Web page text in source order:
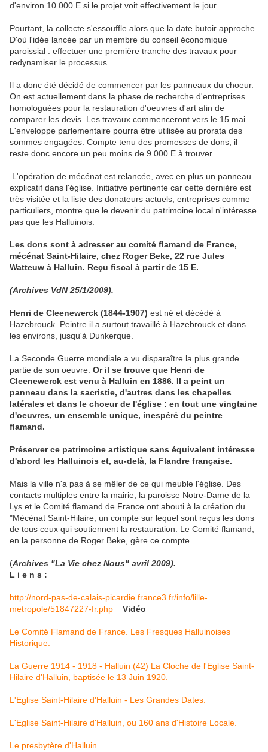
d'environ 10 000 E si le projet voit effectivement le jour.
Pourtant, la collecte s'essouffle alors que la date butoir approche.
D'où l'idée lancée par un membre du conseil économique
paroissial : effectuer une première tranche des travaux pour
redynamiser le processus.
Il a donc été décidé de commencer par les panneaux du choeur.
On est actuellement dans la phase de recherche d'entreprises
homologuées pour la restauration d'oeuvres d'art afin de
comparer les devis. Les travaux commenceront vers le 15 mai.
L'enveloppe parlementaire pourra être utilisée au prorata des
sommes engagées. Compte tenu des promesses de dons, il
reste donc encore un peu moins de 9 000 E à trouver.
L'opération de mécénat est relancée, avec en plus un panneau
explicatif dans l'église. Initiative pertinente car cette dernière est
très visitée et la liste des donateurs actuels, entreprises comme
particuliers, montre que le devenir du patrimoine local n'intéresse
pas que les Halluinois.
Les dons sont à adresser au comité flamand de France,
mécénat Saint-Hilaire, chez Roger Beke, 22 rue Jules
Watteuw à Halluin. Reçu fiscal à partir de 15 E.
(Archives VdN 25/1/2009).
Henri de Cleenewerck (1844-1907) est né et décédé à
Hazebrouck. Peintre il a surtout travaillé à Hazebrouck et dans
les environs, jusqu'à Dunkerque.
La Seconde Guerre mondiale a vu disparaître la plus grande
partie de son oeuvre. Or il se trouve que Henri de
Cleenewerck est venu à Halluin en 1886. Il a peint un
panneau dans la sacristie, d'autres dans les chapelles
latérales et dans le choeur de l'église : en tout une vingtaine
d'oeuvres, un ensemble unique, inespéré du peintre
flamand.
Préserver ce patrimoine artistique sans équivalent intéresse
d'abord les Halluinois et, au-delà, la Flandre française.
Mais la ville n'a pas à se mêler de ce qui meuble l'église. Des
contacts multiples entre la mairie; la paroisse Notre-Dame de la
Lys et le Comité flamand de France ont abouti à la création du
"Mécénat Saint-Hilaire, un compte sur lequel sont reçus les dons
de tous ceux qui soutiennent la restauration. Le Comité flamand,
en la personne de Roger Beke, gère ce compte.
(Archives "La Vie chez Nous" avril 2009).
L i e n s :
http://nord-pas-de-calais-picardie.france3.fr/info/lille-
metropole/51847227-fr.php
Vidéo
Le Comité Flamand de France. Les Fresques Halluinoises
Historique.
La Guerre 1914 - 1918 - Halluin (42) La Cloche de l'Eglise Saint-
Hilaire d'Halluin, baptisée le 13 Juin 1920.
L'Eglise Saint-Hilaire d'Halluin - Les Grandes Dates.
L'Eglise Saint-Hilaire d'Halluin, ou 160 ans d'Histoire Locale.
Le presbytère d'Halluin.